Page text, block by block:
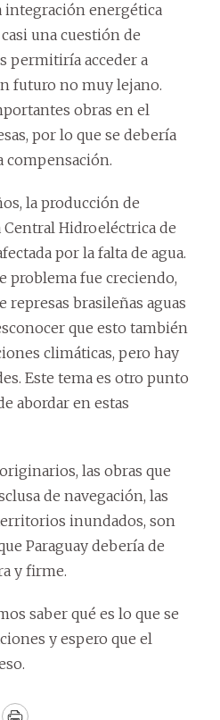
integración energética
una cuestión de
permitiría acceder a
futuro no muy lejano.
obras en el
por lo que se debería
compensación.
la producción de
Hidroeléctrica de
por la falta de agua.
problema fue creciendo,
represas brasileñas aguas
que esto también
climáticas, pero hay
Este tema es otro punto
abordar en estas
las obras que
de navegación, las
inundados, son
Paraguay debería de
y firme.
saber qué es lo que se
y espero que el